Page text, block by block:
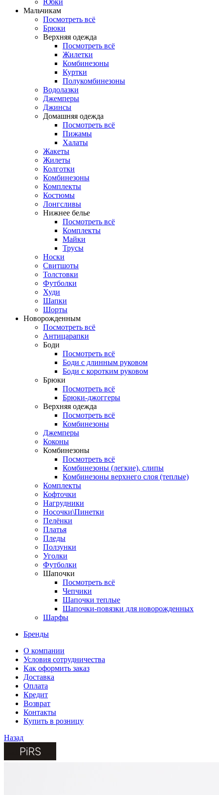
Мальчикам
Посмотреть всё
Брюки
Верхняя одежда
Посмотреть всё
Жилетки
Комбинезоны
Куртки
Полукомбинезоны
Водолазки
Джемперы
Джинсы
Домашняя одежда
Посмотреть всё
Пижамы
Халаты
Жакеты
Жилеты
Колготки
Комбинезоны
Комплекты
Костюмы
Лонгсливы
Нижнее белье
Посмотреть всё
Комплекты
Майки
Трусы
Носки
Свитшоты
Толстовки
Футболки
Худи
Шапки
Шорты
Новорожденным
Посмотреть всё
Антицарапки
Боди
Посмотреть всё
Боди с длинным руковом
Боди с коротким руковом
Брюки
Посмотреть всё
Брюки-джоггеры
Верхняя одежда
Посмотреть всё
Комбинезоны
Джемперы
Коконы
Комбинезоны
Посмотреть всё
Комбинезоны (легкие), слипы
Комбинезоны верхнего слоя (теплые)
Комплекты
Кофточки
Нагрудники
Носочки\Пинетки
Пелёнки
Платья
Пледы
Ползунки
Уголки
Футболки
Шапочки
Посмотреть всё
Чепчики
Шапочки теплые
Шапочки-повязки для новорожденных
Шарфы
Бренды
О компании
Условия сотрудничества
Как оформить заказ
Доставка
Оплата
Кредит
Возврат
Контакты
Купить в розницу
Назад